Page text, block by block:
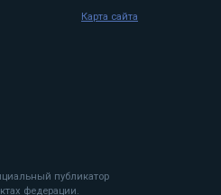
публикатор
федерации.
Карта сайта